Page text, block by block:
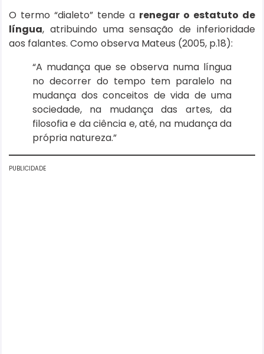
O termo “dialeto” tende a renegar o estatuto de
língua, atribuindo uma sensação de inferioridade
aos falantes. Como observa Mateus (2005, p.18):
“A mudança que se observa numa língua
no decorrer do tempo tem paralelo na
mudança dos conceitos de vida de uma
sociedade, na mudança das artes, da
filosofia e da ciência e, até, na mudança da
própria natureza.”
PUBLICIDADE